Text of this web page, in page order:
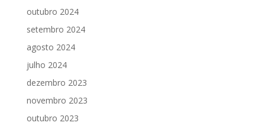
outubro 2024
setembro 2024
agosto 2024
julho 2024
dezembro 2023
novembro 2023
outubro 2023